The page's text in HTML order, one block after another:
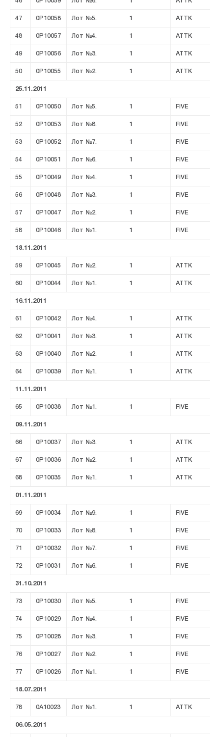
47 0P10058 Лот №5. 1 ATTK
48 0P10057 Лот №4. 1 ATTK
49 0P10056 Лот №3. 1 ATTK
50 0P10055 Лот №2. 1 ATTK
25.11.2011
51 0P10050 Лот №5. 1 FIVE
52 0P10053 Лот №8. 1 FIVE
53 0P10052 Лот №7. 1 FIVE
54 0P10051 Лот №6. 1 FIVE
55 0P10049 Лот №4. 1 FIVE
56 0P10048 Лот №3. 1 FIVE
57 0P10047 Лот №2. 1 FIVE
58 0P10046 Лот №1. 1 FIVE
18.11.2011
59 0P10045 Лот №2. 1 ATTK
60 0P10044 Лот №1. 1 ATTK
16.11.2011
61 0P10042 Лот №4. 1 ATTK
62 0P10041 Лот №3. 1 ATTK
63 0P10040 Лот №2. 1 ATTK
64 0P10039 Лот №1. 1 ATTK
11.11.2011
65 0P10038 Лот №1. 1 FIVE
09.11.2011
66 0P10037 Лот №3. 1 ATTK
67 0P10036 Лот №2. 1 ATTK
68 0P10035 Лот №1. 1 ATTK
01.11.2011
69 0P10034 Лот №9. 1 FIVE
70 0P10033 Лот №8. 1 FIVE
71 0P10032 Лот №7. 1 FIVE
72 0P10031 Лот №6. 1 FIVE
31.10.2011
73 0P10030 Лот №5. 1 FIVE
74 0P10029 Лот №4. 1 FIVE
75 0P10028 Лот №3. 1 FIVE
76 0P10027 Лот №2. 1 FIVE
77 0P10026 Лот №1. 1 FIVE
18.07.2011
78 0A10023 Лот №1. 1 ATTK
06.05.2011